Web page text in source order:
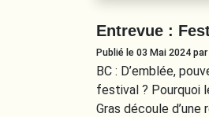
Entrevue :
Publié le 03 Mai 2024 par
BC : D’emblée,
festival ? Pourquoi
Gras découle d’une